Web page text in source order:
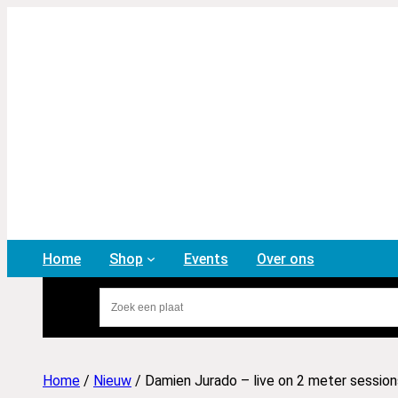
Home Shop Events Over ons
Home / Nieuw / Damien Jurado – live on 2 meter